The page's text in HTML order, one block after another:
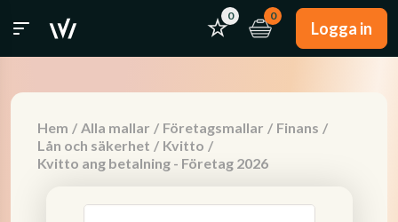
0 0
Logga in
Hem / Alla mallar / Företagsmallar / Finans /
Lån och säkerhet / Kvitto /
Kvitto ang betalning - Företag 2026